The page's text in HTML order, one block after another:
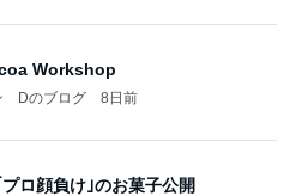
Workshop
Dのブログ 8日前
ロ顔負け｣のお菓子公開